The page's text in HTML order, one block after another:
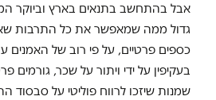
אבל בהתחשב בתנאים בארץ וביוקר
גדול ממה שמאפשר את כל התרבות
כספים פרטיים, על פי רוב של האמנים
בעקיפין על ידי ויתור על שכר, גורמים
שמנות שיזכו לרווח פוליטי על סבסוד